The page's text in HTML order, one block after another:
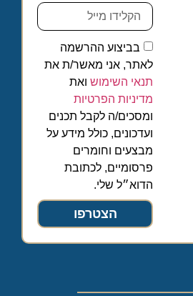
בביצוע ההרשמה
לאתר, אני מאשר/ת את
תנאי השימוש ואת
מדיניות הפרטיות
ומסכים/ה לקבל תכנים
ועדכונים, כולל מידע על
מבצעים וחומרים
פרסומיים, לכתובת
הדוא״ל שלי.
הצטרפו